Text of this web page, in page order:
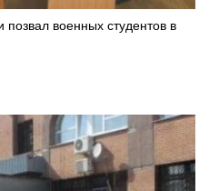
военных студентов в